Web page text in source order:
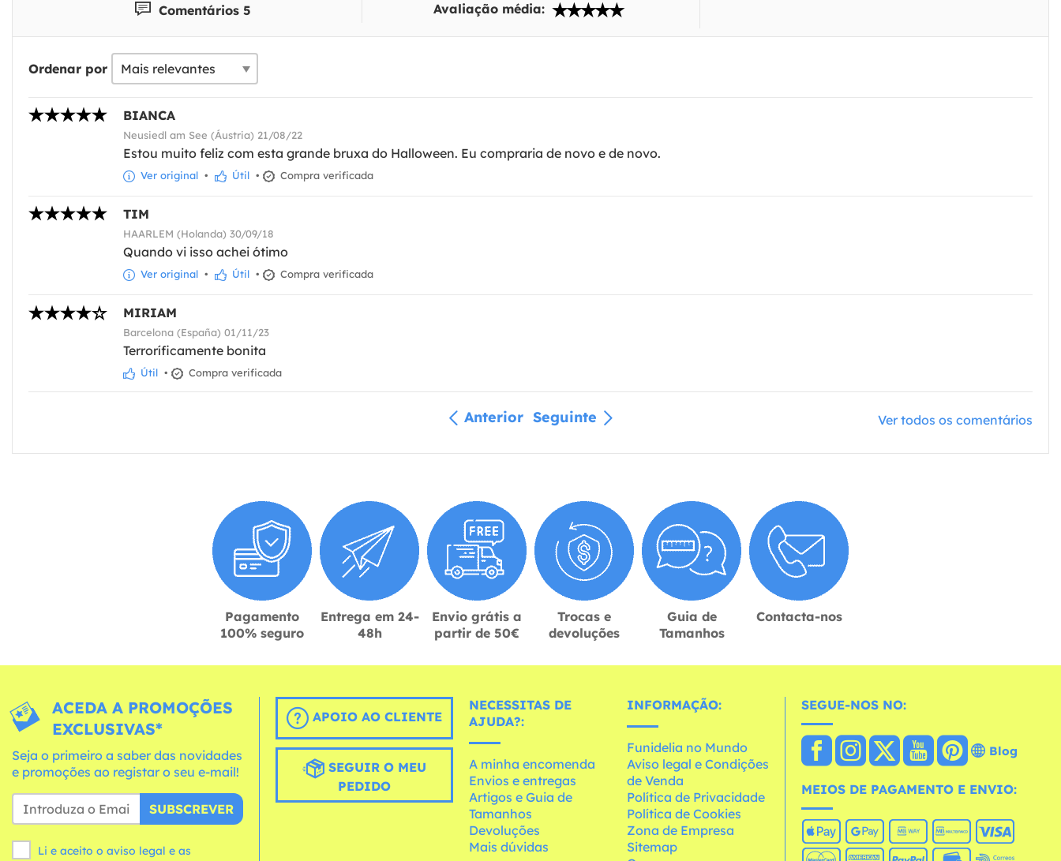
Comentários 5 Avaliação média:
Ordenar por
BIANCA
Neusiedl am See (Áustria) 21/08/22
Estou muito feliz com esta grande bruxa do Halloween. Eu compraria de novo e de novo.
Ver original • Útil • Compra verificada
TIM
HAARLEM (Holanda) 30/09/18
Quando vi isso achei ótimo
Ver original • Útil • Compra verificada
MIRIAM
Barcelona (España) 01/11/23
Terroríficamente bonita
Útil • Compra verificada
Anterior Seguinte Ver todos os comentários
Pagamento
100% seguro
Entrega em 24-
48h
Envio grátis a
partir de 50€
Trocas e
devoluções
Guia de
Tamanhos
Contacta-nos
ACEDA A PROMOÇÕES
EXCLUSIVAS*
Seja o primeiro a saber das novidades
e promoções ao registar o seu e-mail!
SUBSCREVER
Li e aceito o aviso legal e as
APOIO AO CLIENTE
SEGUIR O MEU
PEDIDO
NECESSITAS DE
AJUDA?:
A minha encomenda
Envios e entregas
Artigos e Guia de
Tamanhos
Devoluções
Mais dúvidas
INFORMAÇÃO:
Funidelia no Mundo
Aviso legal e Condições
de Venda
Política de Privacidade
Política de Cookies
Zona de Empresa
Sitemap
SEGUE-NOS NO:
Blog
MEIOS DE PAGAMENTO E ENVIO: